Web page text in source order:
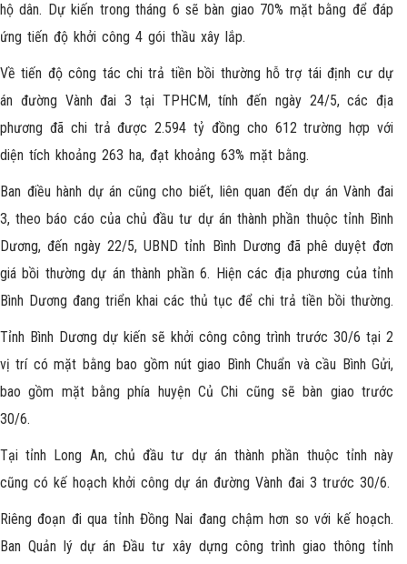
hộ dân. Dự kiến trong tháng 6 sẽ bàn giao 70% mặt bằng để đáp
ứng tiến độ khởi công 4 gói thầu xây lắp.
Về tiến độ công tác chi trả tiền bồi thường hỗ trợ tái định cư dự
án đường Vành đai 3 tại TPHCM, tính đến ngày 24/5, các địa
phương đã chi trả được 2.594 tỷ đồng cho 612 trường hợp với
diện tích khoảng 263 ha, đạt khoảng 63% mặt bằng.
Ban điều hành dự án cũng cho biết, liên quan đến dự án Vành đai
3, theo báo cáo của chủ đầu tư dự án thành phần thuộc tỉnh Bình
Dương, đến ngày 22/5, UBND tỉnh Bình Dương đã phê duyệt đơn
giá bồi thường dự án thành phần 6. Hiện các địa phương của tỉnh
Bình Dương đang triển khai các thủ tục để chi trả tiền bồi thường.
Tỉnh Bình Dương dự kiến sẽ khởi công công trình trước 30/6 tại 2
vị trí có mặt bằng bao gồm nút giao Bình Chuẩn và cầu Bình Gửi,
bao gồm mặt bằng phía huyện Củ Chi cũng sẽ bàn giao trước
30/6.
Tại tỉnh Long An, chủ đầu tư dự án thành phần thuộc tỉnh này
cũng có kế hoạch khởi công dự án đường Vành đai 3 trước 30/6.
Riêng đoạn đi qua tỉnh Đồng Nai đang chậm hơn so với kế hoạch.
Ban Quản lý dự án Đầu tư xây dựng công trình giao thông tỉnh